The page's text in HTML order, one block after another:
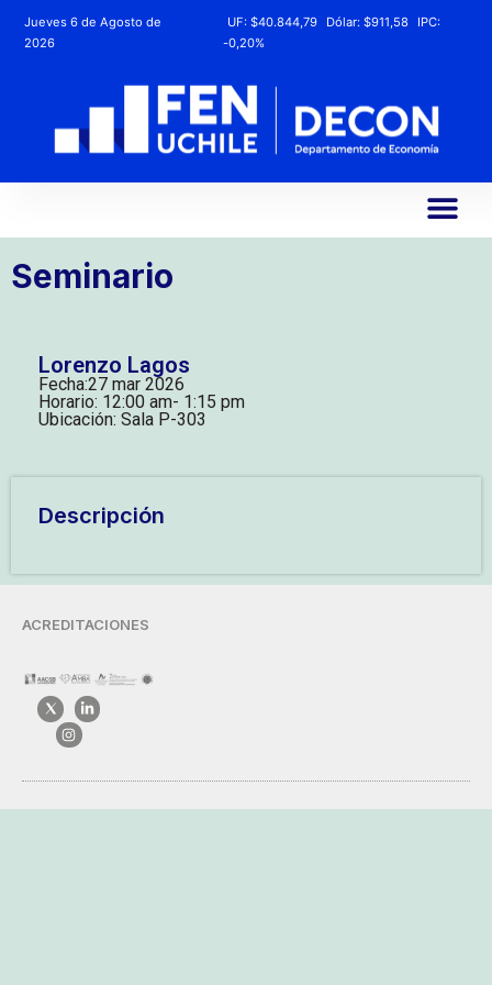
Jueves 6 de Agosto de
2026
UF:$40.844,79 Dólar:$911,58
IPC:
-0,20%
Seminario
Lorenzo Lagos
Fecha:27 mar 2026
Horario: 12:00 am- 1:15 pm
Ubicación: Sala P-303
Descripción
ACREDITACIONES